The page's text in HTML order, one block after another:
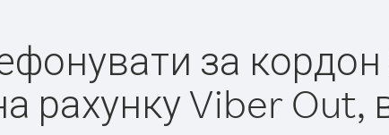
за
рахунку Viber Out,